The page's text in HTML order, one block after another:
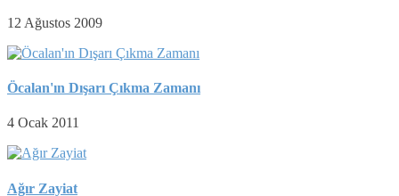
12 Ağustos 2009
Öcalan'ın Dışarı Çıkma Zamanı
4 Ocak 2011
Ağır Zayiat